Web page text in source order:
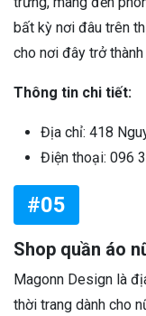
bất kỳ nơi đâu trên
cho nơi đây trở
Thông tin chi tiết:
Địa chỉ: 418
Điện thoại: 096
#05
Shop quần áo
Magonn Design là
thời trang dành cho